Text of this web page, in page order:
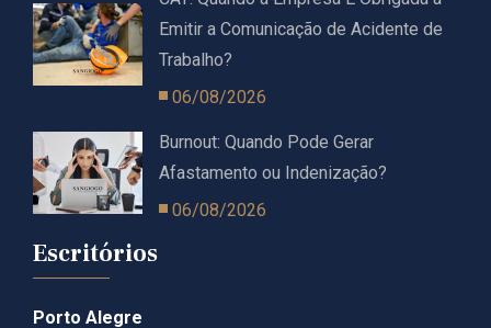
Emitir a Comunicação de Acidente de
Trabalho?
06/08/2026
Burnout: Quando Pode Gerar
Afastamento ou Indenização?
06/08/2026
Escritórios
Porto Alegre